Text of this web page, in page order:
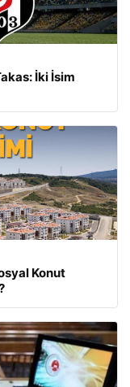
İki İsim
Konut